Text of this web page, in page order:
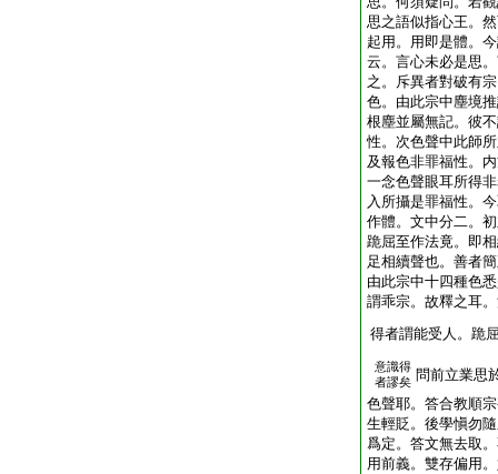
思之語似指心王。
起用。用即是體。
云。言心未必是思
之。斥異者對破有
色。由此宗中塵境
根塵並屬無記。彼
性。次色聲中此師
及報色非罪福性。
一念色聲眼耳所得
入所攝是罪福性。
作體。文中分二。
跪屈至作法竟。即
足相續聲也。善者
由此宗中十四種色
謂乖宗。故釋之耳
得者謂能受人。跪
意識得
者謬矣 問前立業思
色聲耶。答合教順
生輕貶。後學愼勿
爲定。答文無去取
用前義。雙存偏用